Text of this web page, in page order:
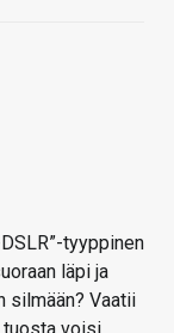
tyyppinen
läpi ja
silmään? Vaatii
tuosta voisi